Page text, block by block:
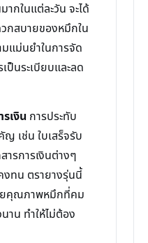
ากในแต่ละวัน จะได้
กสบายของหมึกใน
มแม่นยำในการจัด
ป็นระเบียบและลด
เงิน การประทับ
เช่น ใบเสร็จรับ
ารการเงินต่างๆ
งทน ตรายางรุ่นนี้
ยคุณภาพหมึกที่คม
าน ทำให้ไม่ต้อง